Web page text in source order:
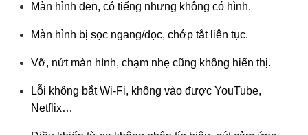
Màn hình đen, có tiếng nhưng không có hình.
Màn hình bị sọc ngang/dọc, chớp tắt liên tục.
Vỡ, nứt màn hình, chạm nhẹ cũng không hiển thị.
Lỗi không bắt Wi-Fi, không vào được YouTube,
Netflix…